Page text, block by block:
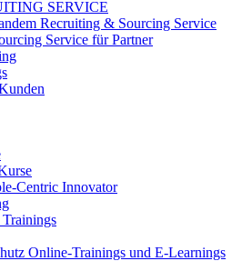
SERVICE
Recruiting & Sourcing Service
Service für Partner
Centric Innovator
Online-Trainings und E-Learnings